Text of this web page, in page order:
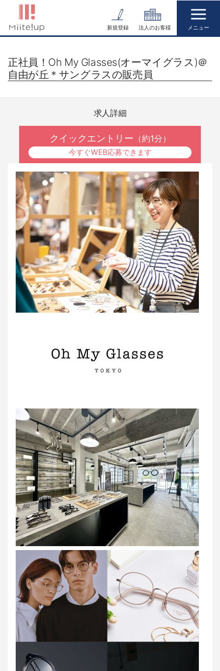
テ
新規登録 法人のお客様
正社員！Oh My Glasses(オーマイグラス)＠
自由が丘＊サングラスの販売員
求人詳細
クイックエントリー （約1分）
今すぐWEB応募できます